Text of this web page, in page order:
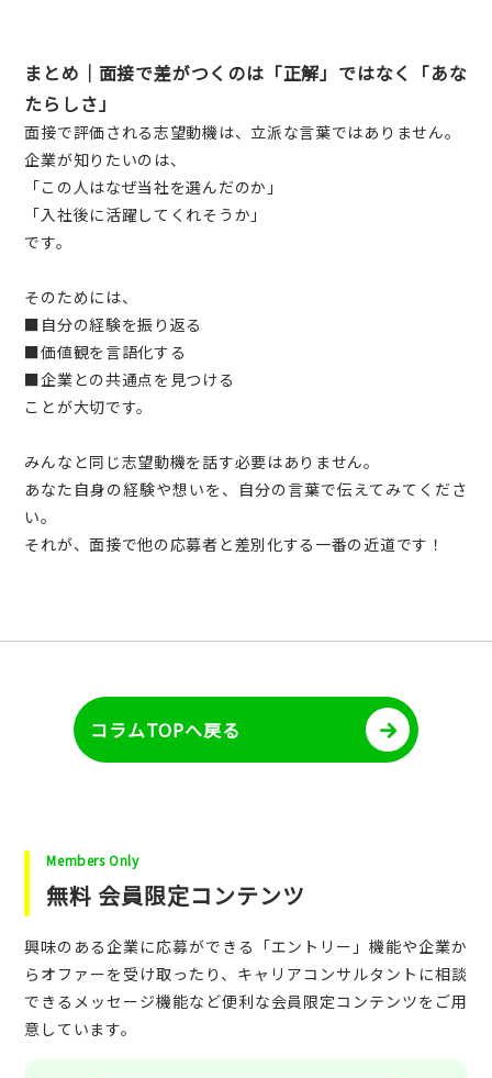
まとめ｜面接で差がつくのは「正解」ではなく「あな
たらしさ」
面接で評価される志望動機は、立派な言葉ではありません。
企業が知りたいのは、
「この人はなぜ当社を選んだのか」
「入社後に活躍してくれそうか」
です。
そのためには、
■自分の経験を振り返る
■価値観を言語化する
■企業との共通点を見つける
ことが大切です。
みんなと同じ志望動機を話す必要はありません。
あなた自身の経験や想いを、自分の言葉で伝えてみてくださ
い。
それが、面接で他の応募者と差別化する一番の近道です！
コラムTOPへ戻る
Members Only
無料 会員限定コンテンツ
興味のある企業に応募ができる「エントリー」機能や企業か
らオファーを受け取ったり、キャリアコンサルタントに相談
できるメッセージ機能など便利な会員限定コンテンツをご用
意しています。